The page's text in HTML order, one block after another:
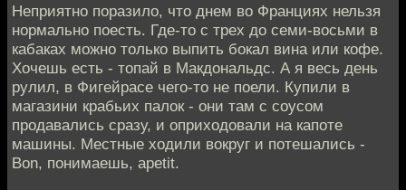
Неприятно поразило, что днем во Франциях нельзя
нормально поесть. Где-то с трех до семи-восьми в
кабаках можно только выпить бокал вина или кофе.
Хочешь есть - топай в Макдональдс. А я весь день
рулил, в Фигейрасе чего-то не поели. Купили в
магазини крабьих палок - они там с соусом
продавались сразу, и оприходовали на капоте
машины. Местные ходили вокруг и потешались -
Bon, понимаешь, apetit.